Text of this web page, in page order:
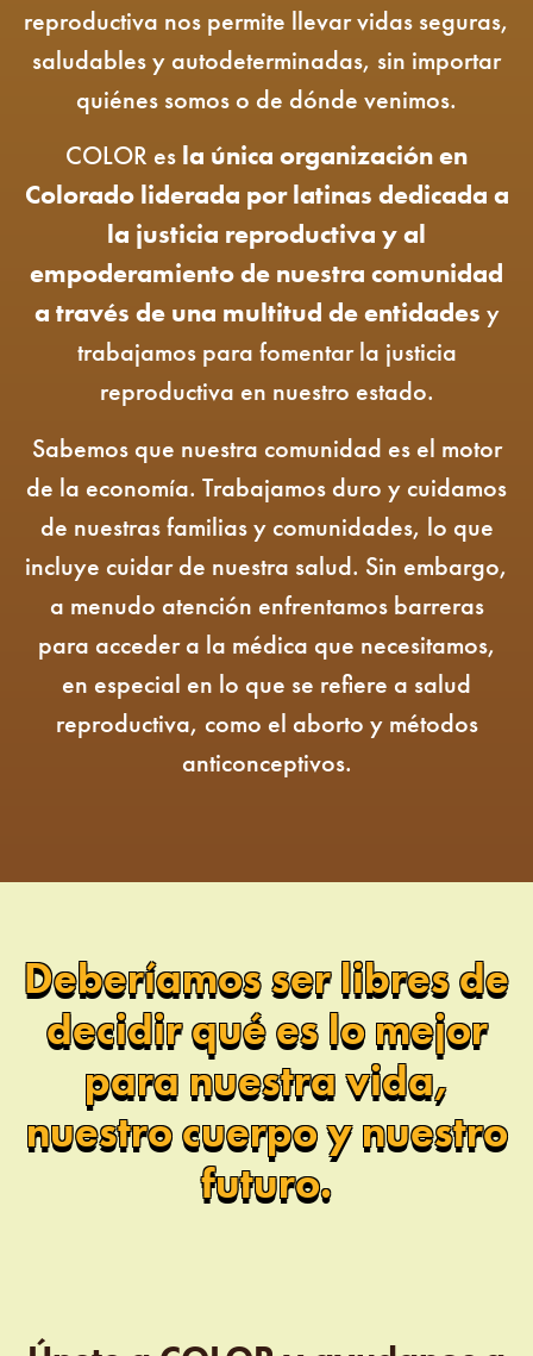
reproductiva nos permite llevar vidas seguras,
saludables y autodeterminadas, sin importar
quiénes somos o de dónde venimos.
COLOR es la única organización en
Colorado liderada por latinas dedicada a
la justicia reproductiva y al
empoderamiento de nuestra comunidad
a través de una multitud de entidades y
trabajamos para fomentar la justicia
reproductiva en nuestro estado.
Sabemos que nuestra comunidad es el motor
de la economía. Trabajamos duro y cuidamos
de nuestras familias y comunidades, lo que
incluye cuidar de nuestra salud. Sin embargo,
a menudo atención enfrentamos barreras
para acceder a la médica que necesitamos,
en especial en lo que se refiere a salud
reproductiva, como el aborto y métodos
anticonceptivos.
Deberíamos ser libres de
decidir qué es lo mejor
para nuestra vida,
nuestro cuerpo y nuestro
futuro.